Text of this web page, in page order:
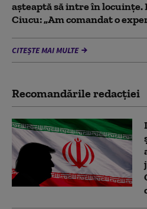
așteaptă să intre în
Ciucu: „Am comandat o
CITEȘTE MAI MULTE
Recomandările redacţiei